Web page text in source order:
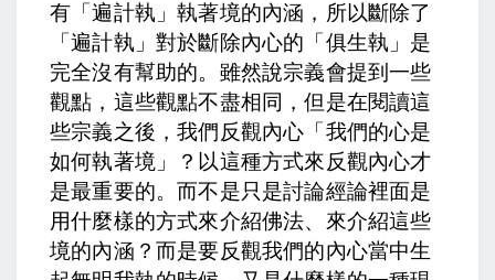
有「遍計執」執著境的內涵，所以斷除了
「遍計執」對於斷除內心的「俱生執」是
完全沒有幫助的。雖然說宗義會提到一些
觀點，這些觀點不盡相同，但是在閱讀這
些宗義之後，我們反觀內心「我們的心是
如何執著境」？以這種方式來反觀內心才
是最重要的。而不是只是討論經論裡面是
用什麼樣的方式來介紹佛法、來介紹這些
境的內涵？而是要反觀我們的內心當中生